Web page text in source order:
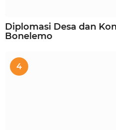
Diplomasi Desa dan
Bonelemo
4